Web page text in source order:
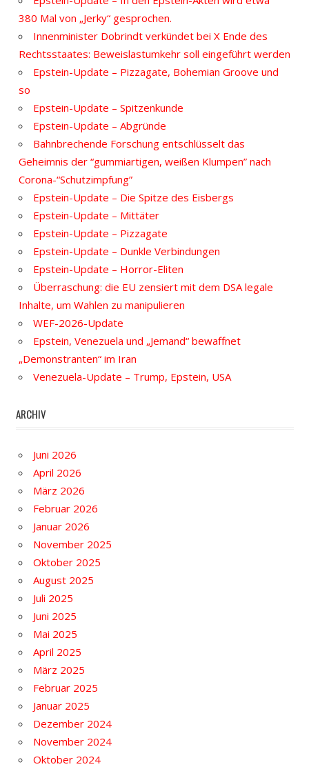
380 Mal von „Jerky“ gesprochen.
Innenminister Dobrindt verkündet bei X Ende des
Rechtsstaates: Beweislastumkehr soll eingeführt werden
Epstein-Update – Pizzagate, Bohemian Groove und
so
Epstein-Update – Spitzenkunde
Epstein-Update – Abgründe
Bahnbrechende Forschung entschlüsselt das
Geheimnis der “gummiartigen, weißen Klumpen” nach
Corona-“Schutzimpfung”
Epstein-Update – Die Spitze des Eisbergs
Epstein-Update – Mittäter
Epstein-Update – Pizzagate
Epstein-Update – Dunkle Verbindungen
Epstein-Update – Horror-Eliten
Überraschung: die EU zensiert mit dem DSA legale
Inhalte, um Wahlen zu manipulieren
WEF-2026-Update
Epstein, Venezuela und „Jemand“ bewaffnet
„Demonstranten“ im Iran
Venezuela-Update – Trump, Epstein, USA
ARCHIV
Juni 2026
April 2026
März 2026
Februar 2026
Januar 2026
November 2025
Oktober 2025
August 2025
Juli 2025
Juni 2025
Mai 2025
April 2025
März 2025
Februar 2025
Januar 2025
Dezember 2024
November 2024
Oktober 2024